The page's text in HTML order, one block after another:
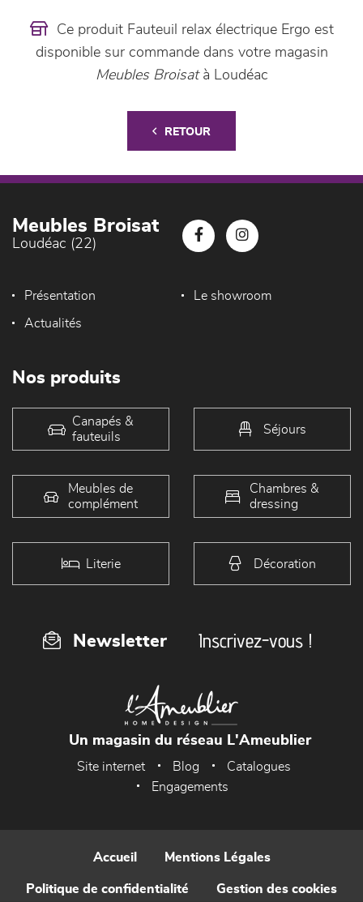
Ce produit Fauteuil relax électrique Ergo est
disponible sur commande dans votre magasin
Meubles Broisatà Loudéac
RETOUR
Meubles Broisat
Loudéac (22)
Présentation Le showroom
Actualités
Nos produits
Canapés &
fauteuils
Séjours
Meubles de
complément
Chambres &
dressing
Literie Décoration
Newsletter Inscrivez-vous !
Un magasin du réseau L'Ameublier
Site internet Blog
Catalogues
Engagements
Accueil Mentions Légales
Politique de confidentialité Gestion des cookies